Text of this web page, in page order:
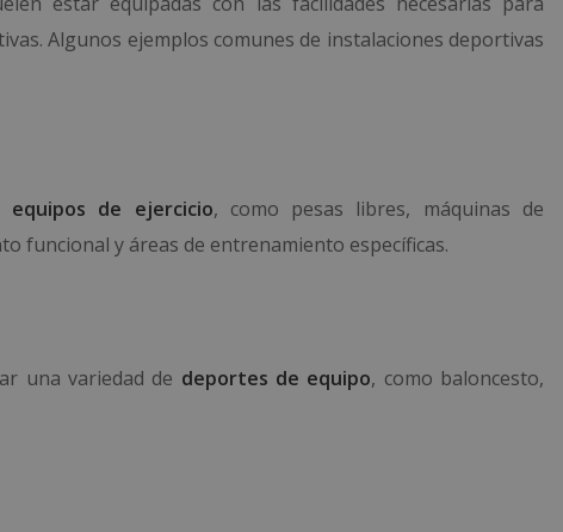
Algunos ejemplos comunes de instalaciones deportivas
equipos de ejercicio, como pesas libres, máquinas de
funcional y áreas de entrenamiento específicas.
una variedad de deportes de equipo, como baloncesto,